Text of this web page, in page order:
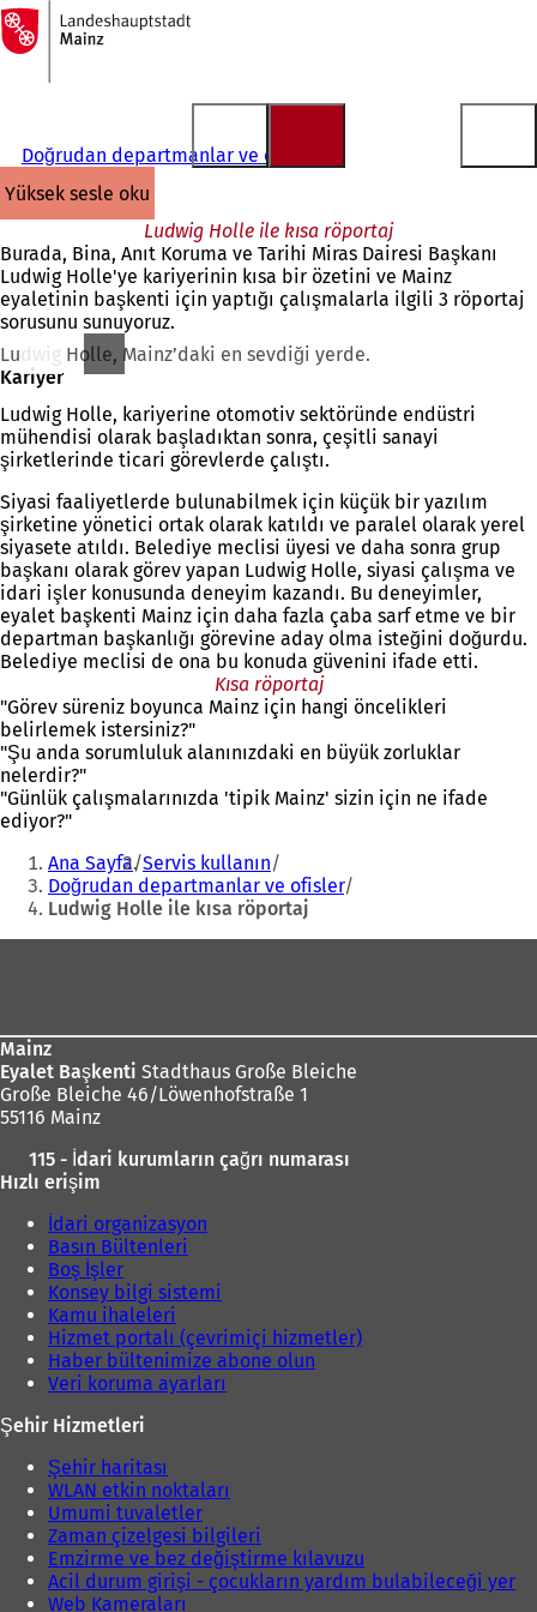
İçeriğe atla
Ana
sayfaya
Doğrudan departmanlar ve ofisler
yüksek sesle oku
Ludwig Holle ile kısa röportaj
Burada, Bina, Anıt Koruma ve Tarihi Miras Dairesi Başkanı
Ludwig Holle'ye kariyerinin kısa bir özetini ve Mainz
eyaletinin başkenti için yaptığı çalışmalarla ilgili 3 röportaj
sorusunu sunuyoruz.
Ludwig Holle, Mainz’daki en sevdiği yerde.
Kariyer
Ludwig Holle, kariyerine otomotiv sektöründe endüstri
mühendisi olarak başladıktan sonra, çeşitli sanayi
şirketlerinde ticari görevlerde çalıştı.
Siyasi faaliyetlerde bulunabilmek için küçük bir yazılım
şirketine yönetici ortak olarak katıldı ve paralel olarak yerel
siyasete atıldı. Belediye meclisi üyesi ve daha sonra grup
başkanı olarak görev yapan Ludwig Holle, siyasi çalışma ve
idari işler konusunda deneyim kazandı. Bu deneyimler,
eyalet başkenti Mainz için daha fazla çaba sarf etme ve bir
departman başkanlığı görevine aday olma isteğini doğurdu.
Belediye meclisi de ona bu konuda güvenini ifade etti.
Kısa röportaj
"Görev süreniz boyunca Mainz için hangi öncelikleri
belirlemek istersiniz?"
"Şu anda sorumluluk alanınızdaki en büyük zorluklar
nelerdir?"
"Günlük çalışmalarınızda 'tipik Mainz' sizin için ne ifade
ediyor?"
Buradasınız:
Ana Sayfa Servis kullanın
Doğrudan departmanlar ve ofisler
Ludwig Holle ile kısa röportaj
Mainz
Eyalet Başkenti Stadthaus Große Bleiche
Große Bleiche 46/Löwenhofstraße 1
55116 Mainz
115 - İdari kurumların çağrı numarası
Hızlı erişim
İdari organizasyon
Basın Bültenleri
Boş İşler
Konsey bilgi sistemi
Kamu ihaleleri
Hizmet portalı (çevrimiçi hizmetler)
Haber bültenimize abone olun
Veri koruma ayarları
Şehir Hizmetleri
Şehir haritası
WLAN etkin noktaları
Umumi tuvaletler
Zaman çizelgesi bilgileri
Emzirme ve bez değiştirme kılavuzu
Acil durum girişi - çocukların yardım bulabileceği yer
Web Kameraları